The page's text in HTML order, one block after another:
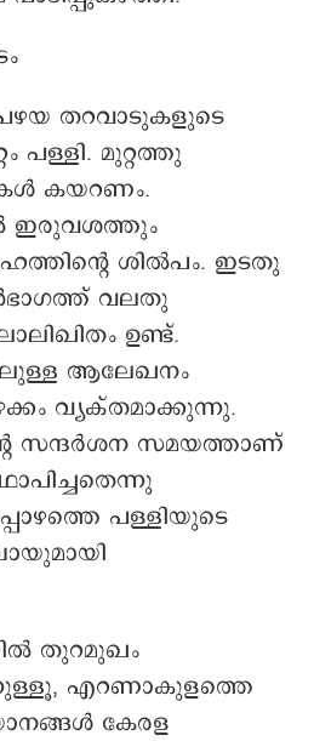
തറവാടുകളുടെ
പള്ളി. മുറ്റത്തു
കയറണം.
ഇരുവശത്തും
ശിൽപം. ഇടതു
വലതു
ഉണ്ട്.
ആലേഖനം
വ്യക്തമാക്കുന്നു.
സന്ദർശന സമയത്താണ്
പള്ളിയുടെ
തുറമുഖം
എറണാകുളത്തെ
കേരള